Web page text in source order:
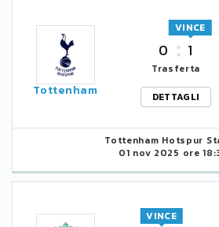
Tottenham
0 1
VINCE
Trasferta
DETTAGLI
Tottenham Hotspur
01 nov 2025 ore
VINCE